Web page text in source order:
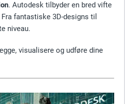
. Autodesk tilbyder en bred vifte
fantastiske 3D-designs til
niveau.
visualisere og udføre dine